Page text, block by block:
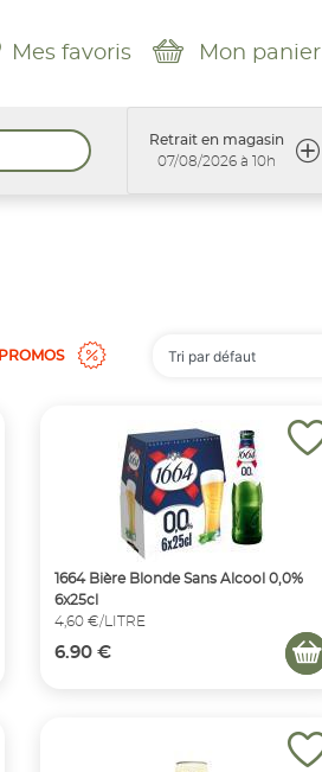
Mes favoris Mon panier
Retrait en magasin
07/08/2026 à 10h
PROMOS
1664 Bière Blonde Sans Alcool 0,0%
6x25cl
4,60 €/LITRE
6.90 €